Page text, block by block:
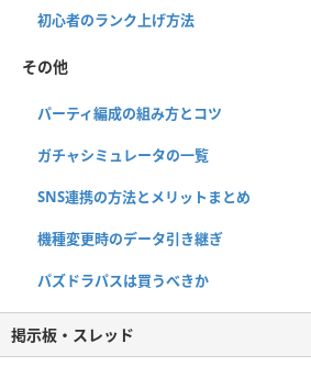
初心者のランク上げ方法
その他
パーティ編成の組み方とコツ
ガチャシミュレータの一覧
SNS連携の方法とメリットまとめ
機種変更時のデータ引き継ぎ
パズドラパスは買うべきか
掲示板・スレッド